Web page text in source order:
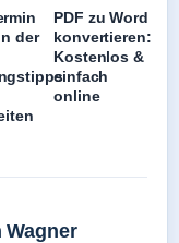
der
PDF zu Word
konvertieren:
Kostenlos &
einfach
online
Wagner